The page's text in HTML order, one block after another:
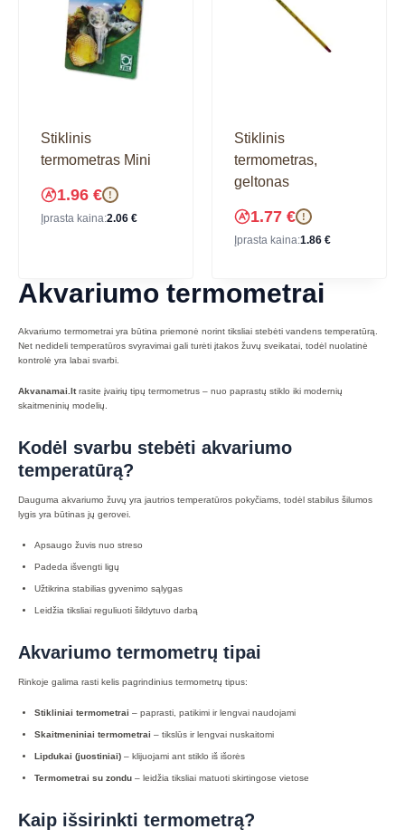
Stiklinis
termometras Mini
1.96 € !
Įprasta kaina:2.06 €
Stiklinis
termometras,
geltonas
1.77 € !
Įprasta kaina:1.86 €
Akvariumo termometrai
Akvariumo termometrai yra būtina priemonė norint tiksliai stebėti vandens temperatūrą.
Net nedideli temperatūros svyravimai gali turėti įtakos žuvų sveikatai, todėl nuolatinė
kontrolė yra labai svarbi.
Akvanamai.ltrasite įvairių tipų termometrus – nuo paprastų stiklo iki modernių
skaitmeninių modelių.
Kodėl svarbu stebėti akvariumo
temperatūrą?
Dauguma akvariumo žuvų yra jautrios temperatūros pokyčiams, todėl stabilus šilumos
lygis yra būtinas jų gerovei.
Apsaugo žuvis nuo streso
Padeda išvengti ligų
Užtikrina stabilias gyvenimo sąlygas
Leidžia tiksliai reguliuoti šildytuvo darbą
Akvariumo termometrų tipai
Rinkoje galima rasti kelis pagrindinius termometrų tipus:
Stikliniai termometrai – paprasti, patikimi ir lengvai naudojami
Skaitmeniniai termometrai – tikslūs ir lengvai nuskaitomi
Lipdukai (juostiniai) – klijuojami ant stiklo iš išorės
Termometrai su zondu – leidžia tiksliai matuoti skirtingose vietose
Kaip išsirinkti termometrą?